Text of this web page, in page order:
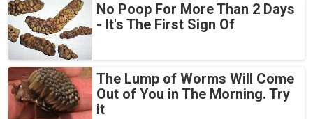
No Poop For More Than 2 Days
- It's The First Sign Of
The Lump of Worms Will Come
Out of You in The Morning. Try
it